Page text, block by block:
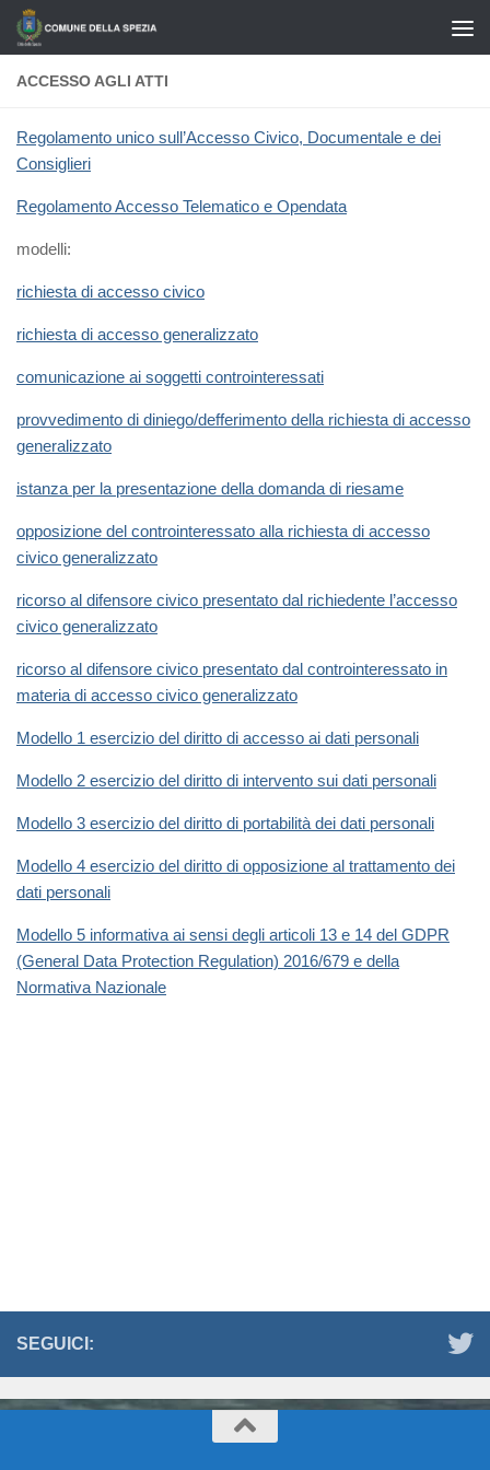
Salta al contenuto
ACCESSO AGLI ATTI
Regolamento unico sull’Accesso Civico, Documentale e dei
Consiglieri
Regolamento Accesso Telematico e Opendata
modelli:
richiesta di accesso civico
richiesta di accesso generalizzato
comunicazione ai soggetti controinteressati
provvedimento di diniego/defferimento della richiesta di accesso
generalizzato
istanza per la presentazione della domanda di riesame
opposizione del controinteressato alla richiesta di accesso
civico generalizzato
ricorso al difensore civico presentato dal richiedente l’accesso
civico generalizzato
ricorso al difensore civico presentato dal controinteressato in
materia di accesso civico generalizzato
Modello 1 esercizio del diritto di accesso ai dati personali
Modello 2 esercizio del diritto di intervento sui dati personali
Modello 3 esercizio del diritto di portabilità dei dati personali
Modello 4 esercizio del diritto di opposizione al trattamento dei
dati personali
Modello 5 informativa ai sensi degli articoli 13 e 14 del GDPR
(General Data Protection Regulation) 2016/679 e della
Normativa Nazionale
SEGUICI: